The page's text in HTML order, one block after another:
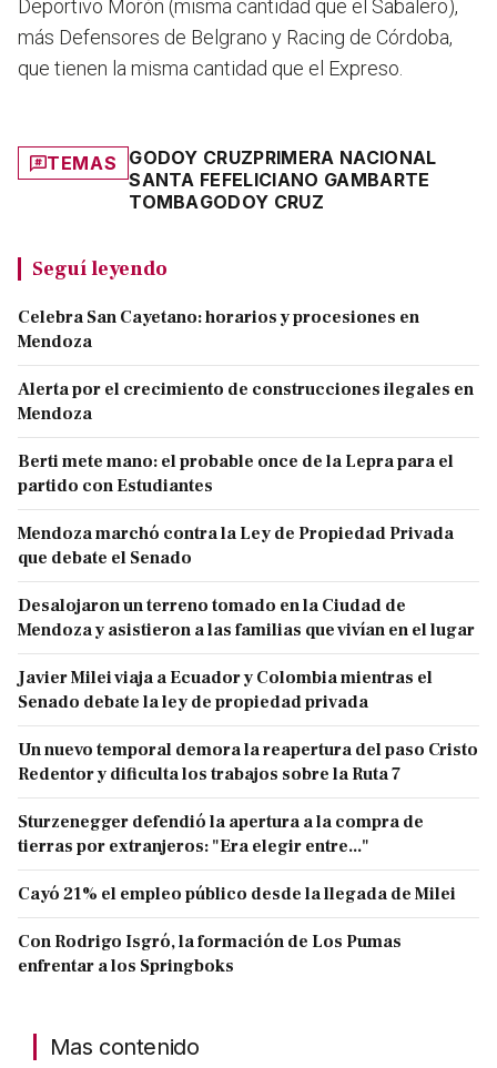
Deportivo Morón (misma cantidad que el Sabalero),
más Defensores de Belgrano y Racing de Córdoba,
que tienen la misma cantidad que el Expreso.
TEMAS GODOY CRUZPRIMERA NACIONAL
SANTA FEFELICIANO GAMBARTE
TOMBAGODOY CRUZ
Seguí leyendo
Celebra San Cayetano: horarios y procesiones en
Mendoza
Alerta por el crecimiento de construcciones ilegales en
Mendoza
Berti mete mano: el probable once de la Lepra para el
partido con Estudiantes
Mendoza marchó contra la Ley de Propiedad Privada
que debate el Senado
Desalojaron un terreno tomado en la Ciudad de
Mendoza y asistieron a las familias que vivían en el lugar
Javier Milei viaja a Ecuador y Colombia mientras el
Senado debate la ley de propiedad privada
Un nuevo temporal demora la reapertura del paso Cristo
Redentor y dificulta los trabajos sobre la Ruta 7
Sturzenegger defendió la apertura a la compra de
tierras por extranjeros: "Era elegir entre..."
Cayó 21% el empleo público desde la llegada de Milei
Con Rodrigo Isgró, la formación de Los Pumas
enfrentar a los Springboks
Mas contenido